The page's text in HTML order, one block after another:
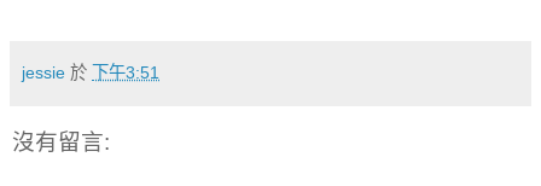
jessie 於 下午3:51
沒有留言: